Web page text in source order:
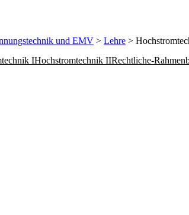
und EMV > Lehre >
IHochstromtechnik IIRechtliche-